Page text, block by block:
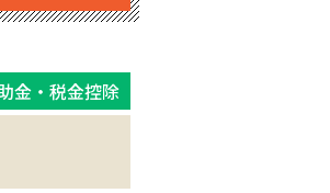
金・税金控除